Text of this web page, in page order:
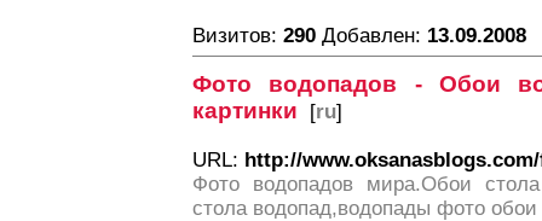
Визитов: 290 Добавлен: 13.09.2008
Фото водопадов - Обои
картинки [ru]
URL: http://
Фото водопадов мира.Обои
стола водопад,водопады фото обои